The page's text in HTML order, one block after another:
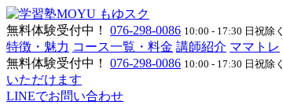
無料体験受付中！ 076-298-0086 10:00 - 17:30 日祝除く
特徴・魅力 コース一覧・料金 講師紹介 ママトレ
無料体験受付中！
076-298-0086 10:00 - 17:30 日祝除く
いただけます
LINEでお問い合わせ